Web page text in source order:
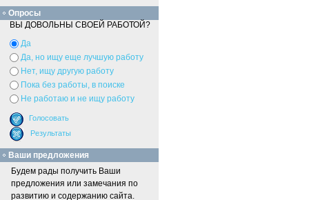
Опросы
ВЫ ДОВОЛЬНЫ СВОЕЙ РАБОТОЙ?
Да
Да, но ищу еще лучшую работу
Нет, ищу другую работу
Пока без работы, в поиске
Не работаю и не ищу работу
Ваши предложения
Будем рады получить Ваши
предложения или замечания по
развитию и содержанию сайта.